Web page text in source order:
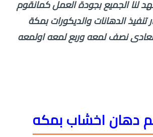
لنا الجميع بجودة العمل كمانقوم
تنفيذ الدهانات والديكورات بمكة
العادى نصف لمعه وربع لمعه اولمعه
دهان اخشاب بمكه